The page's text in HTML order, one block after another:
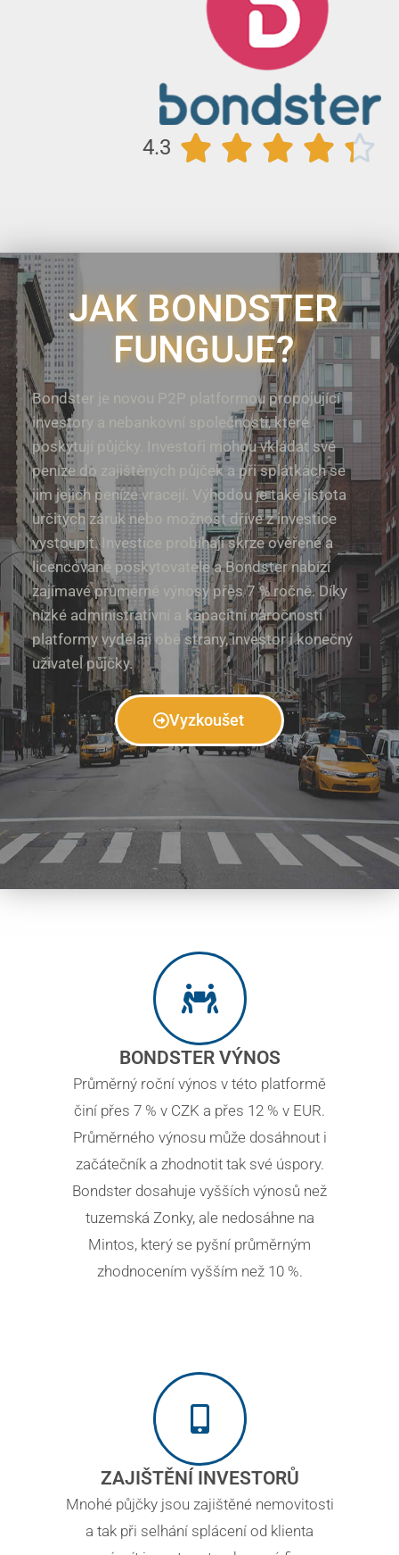
4.3     
JAK BONDSTER
FUNGUJE?
Bondster je novou P2P platformou propojující
investory a nebankovní společnosti, které
poskytují půjčky. Investoři mohou vkládat své
peníze do zajištěných půjček a při splátkách se
jim jejich peníze vracejí. Výhodou je také jistota
určitých záruk nebo možnost dříve z investice
vystoupit. Investice probíhají skrze ověřené a
licencované poskytovatele a Bondster nabízí
zajímavé průměrné výnosy přes 7 % ročně. Díky
nízké administrativní a kapacitní náročnosti
platformy vydělají obě strany, investor i konečný
uživatel půjčky.
Vyzkoušet
BONDSTER VÝNOS
Průměrný roční výnos v této platformě
činí přes 7 % v CZK a přes 12 % v EUR.
Průměrného výnosu může dosáhnout i
začátečník a zhodnotit tak své úspory.
Bondster dosahuje vyšších výnosů než
tuzemská Zonky, ale nedosáhne na
Mintos, který se pyšní průměrným
zhodnocením vyšším než 10 %.
ZAJIŠTĚNÍ INVESTORŮ
Mnohé půjčky jsou zajištěné nemovitosti
a tak při selhání splácení od klienta